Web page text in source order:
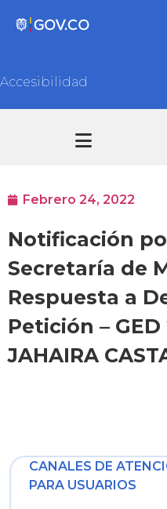
Accesibilidad
Febrero 24, 2022
Notificación
Secretaría de
Respuesta a
Petición – GED
JAHAIRA
CANALES DE
PARA USUARIOS